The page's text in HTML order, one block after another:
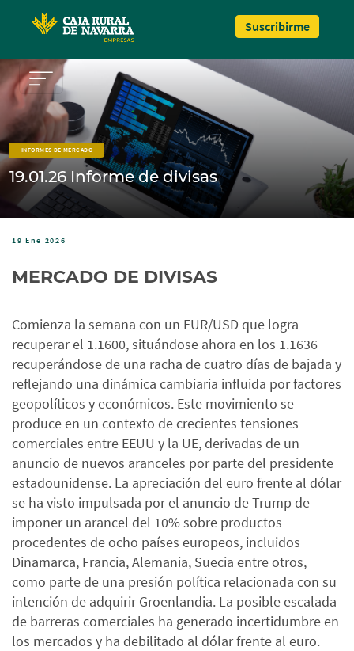
Suscribirme
INFORMES DE MERCADO
19.01.26 Informe de divisas
19 Ene 2026
MERCADO DE DIVISAS
Comienza la semana con un EUR/USD que logra
recuperar el 1.1600, situándose ahora en los 1.1636
recuperándose de una racha de cuatro días de bajada y
reflejando una dinámica cambiaria influida por factores
geopolíticos y económicos. Este movimiento se
produce en un contexto de crecientes tensiones
comerciales entre EEUU y la UE, derivadas de un
anuncio de nuevos aranceles por parte del presidente
estadounidense. La apreciación del euro frente al dólar
se ha visto impulsada por el anuncio de Trump de
imponer un arancel del 10% sobre productos
procedentes de ocho países europeos, incluidos
Dinamarca, Francia, Alemania, Suecia entre otros,
como parte de una presión política relacionada con su
intención de adquirir Groenlandia. La posible escalada
de barreras comerciales ha generado incertidumbre en
los mercados y ha debilitado al dólar frente al euro.